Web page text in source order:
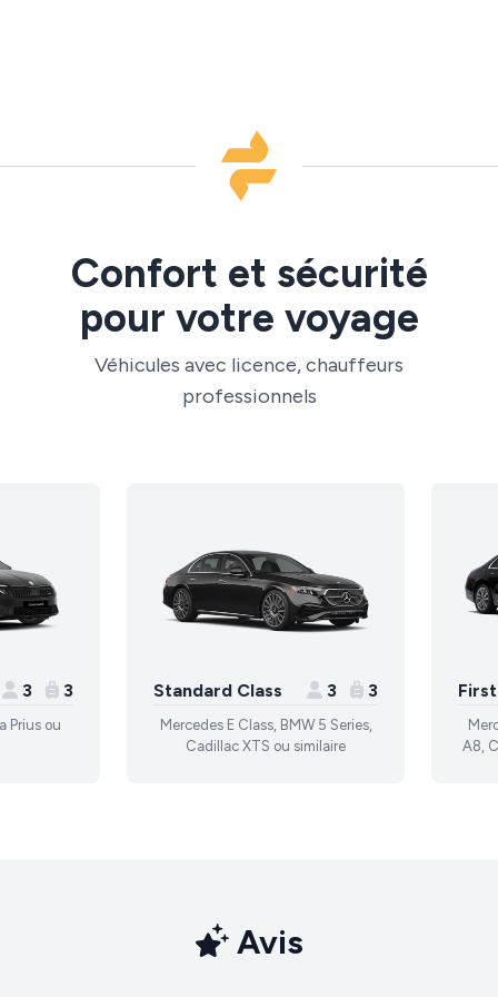
Confort et sécurité
pour votre voyage
Véhicules avec licence, chauffeurs
professionnels
3 3
Prius ou
Standard Class 3 3
Mercedes E Class, BMW 5 Series,
Cadillac XTS ou similaire
A8,
Avis